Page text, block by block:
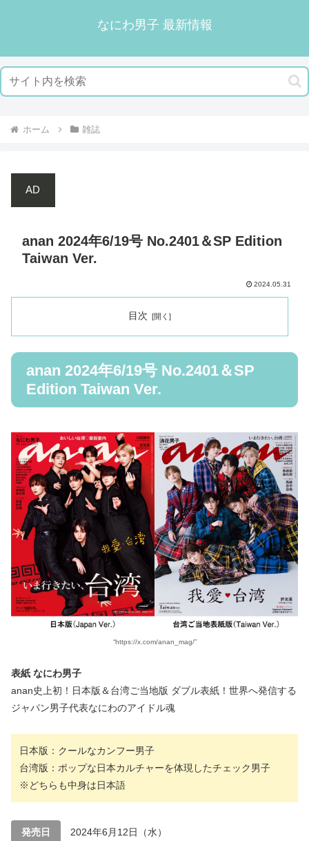
なにわ男子 最新情報
ホーム 雑誌
AD
anan 2024年6/19号 No.2401＆SP Edition
Taiwan Ver.
2024.05.31
目次
anan 2024年6/19号 No.2401＆SP
Edition Taiwan Ver.
“https://x.com/anan_mag/”
表紙 なにわ男子
anan史上初！日本版＆台湾ご当地版 ダブル表紙！世界へ発信する
ジャパン男子代表なにわのアイドル魂
日本版：クールなカンフー男子
台湾版：ポップな日本カルチャーを体現したチェック男子
※どちらも中身は日本語
発売日 2024年6月12日（水）